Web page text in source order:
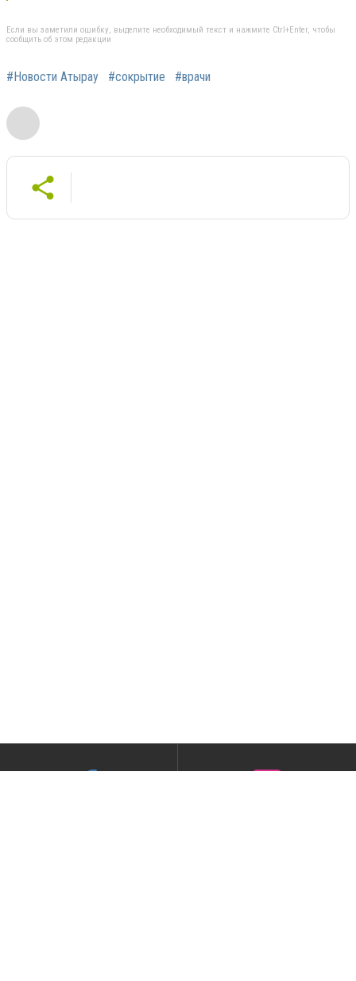
Если вы заметили ошибку, выделите необходимый текст и нажмите Ctrl+Enter, чтобы
сообщить об этом редакции
#Новости Атырау #сокрытие #врачи